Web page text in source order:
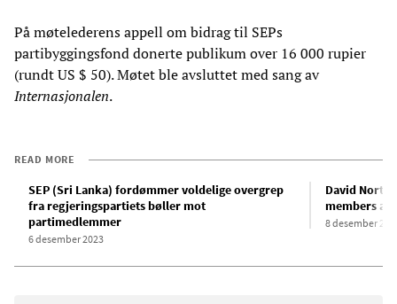
På møtelederens appell om bidrag til SEPs
partibyggingsfond donerte publikum over 16 000 rupier
(rundt US $ 50). Møtet ble avsluttet med sang av
Internasjonalen.
READ MORE
SEP (Sri Lanka) fordømmer voldelige overgrep
fra regjeringspartiets bøller mot
partimedlemmer
6 desember 2023
David North
members
8 desember